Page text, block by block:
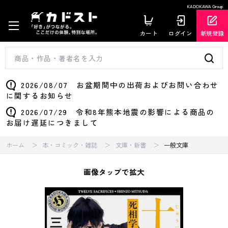
KADOKAWA Group
カート ログイン 新規登録
2026/08/07 お盆期間中の出荷およびお問い合わせ
に関するお知らせ
2026/07/29 令和8年熊本地震の影響による商品の
お届け遅延につきまして
ホーム 本・コミック・雑誌 文庫・新書 一般文庫
画像タップで拡大